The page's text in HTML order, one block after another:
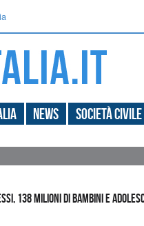
News Società
138 milioni di bambini e